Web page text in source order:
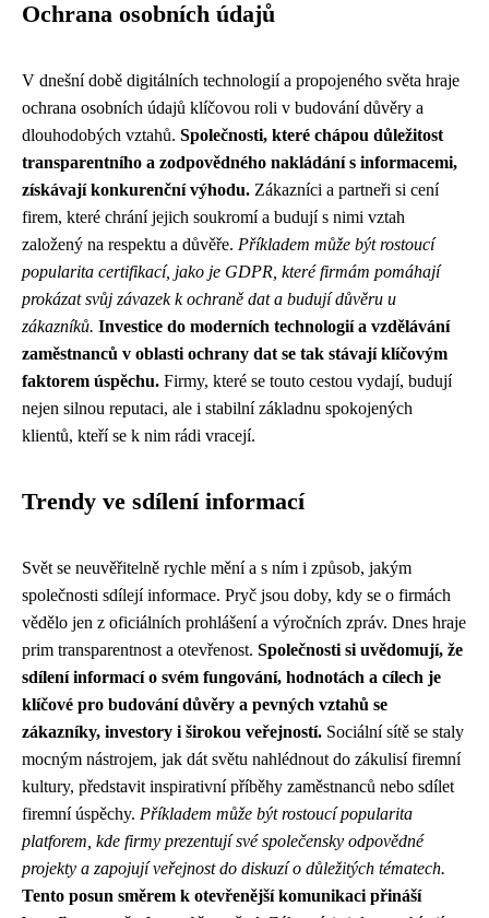
Ochrana osobních údajů
V dnešní době digitálních technologií a propojeného světa hraje
ochrana osobních údajů klíčovou roli v budování důvěry a
dlouhodobých vztahů. Společnosti, které chápou důležitost
transparentního a zodpovědného nakládání s informacemi,
získávají konkurenční výhodu. Zákazníci a partneři si cení
firem, které chrání jejich soukromí a budují s nimi vztah
založený na respektu a důvěře. Příkladem může být rostoucí
popularita certifikací, jako je GDPR, které firmám pomáhají
prokázat svůj závazek k ochraně dat a budují důvěru u
zákazníků. Investice do moderních technologií a vzdělávání
zaměstnanců v oblasti ochrany dat se tak stávají klíčovým
faktorem úspěchu. Firmy, které se touto cestou vydají, budují
nejen silnou reputaci, ale i stabilní základnu spokojených
klientů, kteří se k nim rádi vracejí.
Trendy ve sdílení informací
Svět se neuvěřitelně rychle mění a s ním i způsob, jakým
společnosti sdílejí informace. Pryč jsou doby, kdy se o firmách
vědělo jen z oficiálních prohlášení a výročních zpráv. Dnes hraje
prim transparentnost a otevřenost. Společnosti si uvědomují, že
sdílení informací o svém fungování, hodnotách a cílech je
klíčové pro budování důvěry a pevných vztahů se
zákazníky, investory i širokou veřejností. Sociální sítě se staly
mocným nástrojem, jak dát světu nahlédnout do zákulisí firemní
kultury, představit inspirativní příběhy zaměstnanců nebo sdílet
firemní úspěchy. Příkladem může být rostoucí popularita
platforem, kde firmy prezentují své společensky odpovědné
projekty a zapojují veřejnost do diskuzí o důležitých tématech.
Tento posun směrem k otevřenější komunikaci přináší